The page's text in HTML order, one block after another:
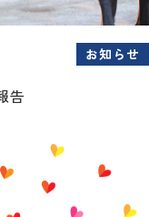
お知らせ
告